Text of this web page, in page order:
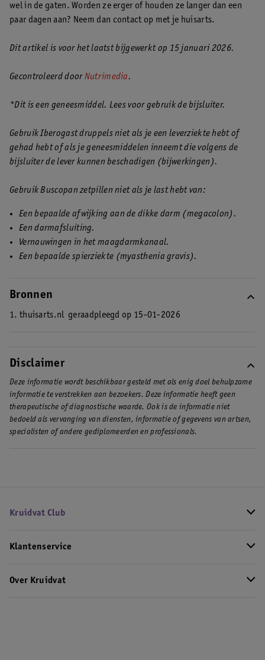
wel in de gaten. Worden ze erger of houden ze langer dan een
paar dagen aan? Neem dan contact op met je huisarts.
Dit artikel is voor het laatst bijgewerkt op 15 januari 2026.
Gecontroleerd doorNutrimedia.
*Dit is een geneesmiddel. Lees voor gebruik de bijsluiter.
Gebruik Iberogast druppels niet als je een leverziekte hebt of
gehad hebt of als je geneesmiddelen inneemt die volgens de
bijsluiter de lever kunnen beschadigen (bijwerkingen).
Gebruik Buscopan zetpillen niet als je last hebt van:
Een bepaalde afwijking aan de dikke darm (megacolon).
Een darmafsluiting.
Vernauwingen in het maagdarmkanaal.
Een bepaalde spierziekte (myasthenia gravis).
Bronnen
1. thuisarts.nl geraadpleegd op 15-01-2026
Disclaimer
Deze informatie wordt beschikbaar gesteld met als enig doel behulpzame
informatie te verstrekken aan bezoekers. Deze informatie heeft geen
therapeutische of diagnostische waarde. Ook is de informatie niet
bedoeld als vervanging van diensten, informatie of gegevens van artsen,
specialisten of andere gediplomeerden en professionals.
Kruidvat Club
Klantenservice
Over Kruidvat